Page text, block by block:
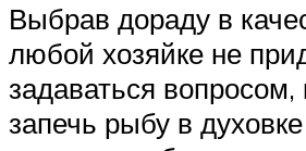
Выбрав дораду в
любой хозяйке не
задаваться вопросом,
запечь рыбу в